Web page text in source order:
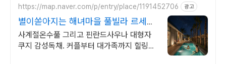
https://map.naver.com/p/entry/place/1191452706 광고
별이쏟아지는 해녀마을 풀빌라 르세라
핌도 다녀간 감성풀빌라
사계절온수풀 그리고 핀란드사우나 대형자
쿠지 감성독채. 커플부터 대가족까지 힐링숙